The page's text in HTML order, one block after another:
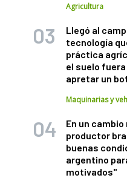
Agricultura
Llegó al
tecnología
práctica
el suelo
apretar un
Maquinarias y
En un
productor
buenas
argentino
motivados"